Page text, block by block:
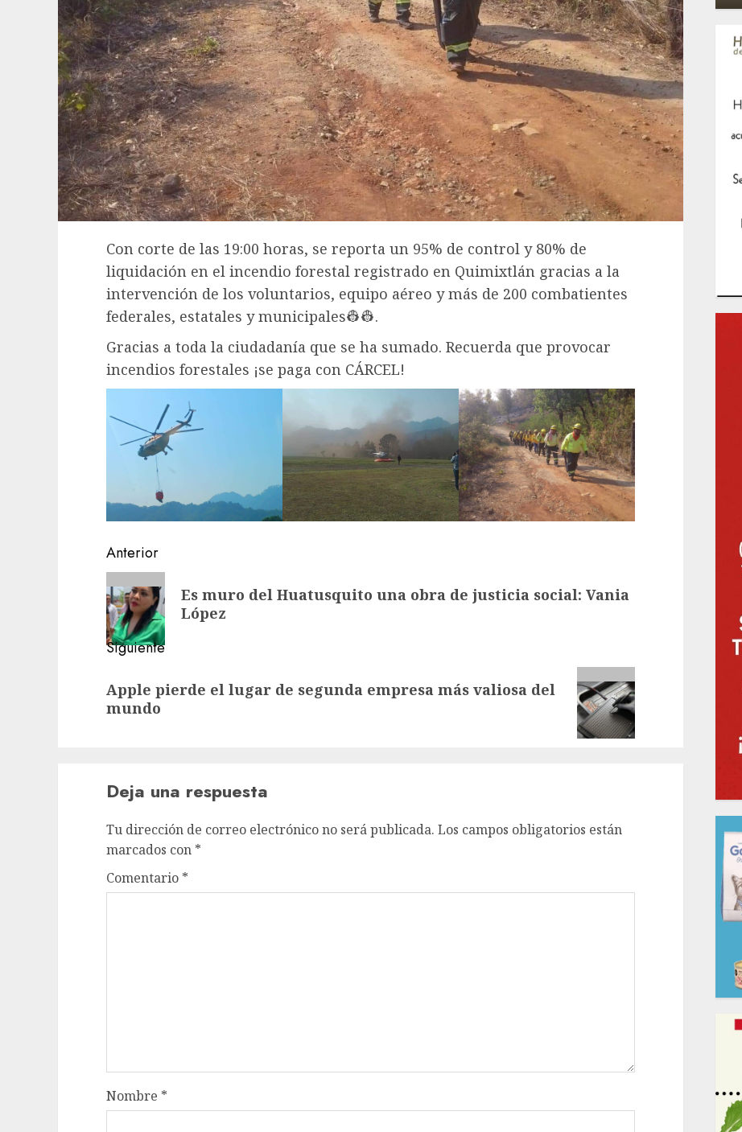
Con corte de las 19:00 horas, se reporta un 95% de control y 80% de
liquidación en el incendio forestal registrado en Quimixtlán gracias a la
intervención de los voluntarios, equipo aéreo y más de 200 combatientes
federales, estatales y municipales👷👷.
Gracias a toda la ciudadanía que se ha sumado. Recuerda que provocar
incendios forestales ¡se paga con CÁRCEL!
Navegación
de
entradas
Anterior
Entrada
anterior:
Es muro del Huatusquito una obra de justicia social: Vania
López
Siguiente
entrada:
Apple pierde el lugar de segunda empresa más valiosa del
mundo
Deja una respuesta
Tu dirección de correo electrónico no será publicada. Los campos obligatorios están
marcados con *
Comentario *
Nombre *